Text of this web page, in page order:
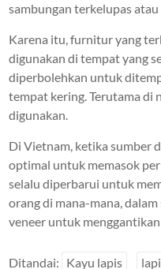
sambungan terkelupas
Karena itu, furnitur yang
digunakan di tempat yang
diperbolehkan untuk
tempat kering. Terutama di
digunakan.
Di Vietnam, ketika sumber
optimal untuk memasok
selalu diperbarui untuk
orang di mana-mana,
veneer untuk
Ditandai: Kayu lapis